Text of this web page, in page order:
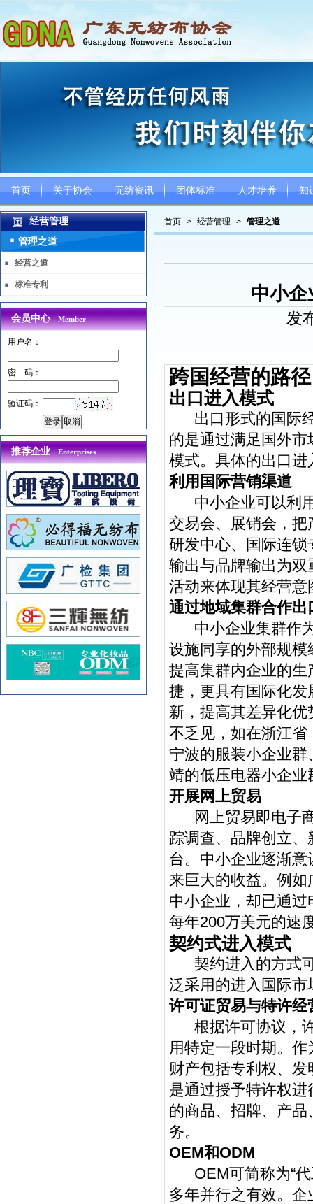
首页 关于协会 无纺资讯 团体标准 人才培养 知
首页 > 经营管理 > 管理之道
中小
发
跨国经营的路径
出口进入模式
出口形式的国际经
的是通过满足国外
模式。具体的出口进
利用国际营销渠道
中小企业可以利用
交易会、展销会，
研发中心、国际连
输出与品牌输出为
活动来体现其经营
通过地域集群合作出
中小企业集群作为
设施同享的外部规
提高集群内企业的
捷，更具有国际化发
新，提高其差异化
不乏见，如在浙江
宁波的服装小企业
靖的低压电器小企
开展网上贸易
网上贸易即电子商
踪调查、品牌创立
台。中小企业逐渐
来巨大的收益。例
中小企业，却已通
每年200万美元的速
契约式进入模式
契约进入的方式可
泛采用的进入国际市
许可证贸易与特许经
根据许可协议，许
用特定一段时期。
财产包括专利权、
是通过授予特许权
的商品、招牌、产
务。
OEM和ODM
OEM可简称为“代
多年并行之有效。
经营管理
管理之道
经营之道
标准专利
会员中心 |Member
用户名：
密 码：
验证码：
推荐企业 |Enterprises